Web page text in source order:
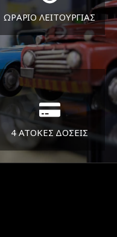
ΩΡΑΡΙΟ ΛΕΙΤΟΥΡΓΙΑΣ
ΔΕΥ-ΠΑΡ 8:30-17:30
ΣΑΒ 8:30-13:30
4 ΑΤΟΚΕΣ ΔΟΣΕΙΣ